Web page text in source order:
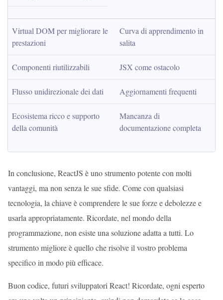
Virtual DOM per migliorare le
prestazioni
Curva di apprendimento in
salita
Componenti riutilizzabili JSX come ostacolo
Flusso unidirezionale dei dati Aggiornamenti frequenti
Ecosistema ricco e supporto
della comunità
Mancanza di
documentazione completa
In conclusione, ReactJS è uno strumento potente con molti
vantaggi, ma non senza le sue sfide. Come con qualsiasi
tecnologia, la chiave è comprendere le sue forze e debolezze e
usarla appropriatamente. Ricordate, nel mondo della
programmazione, non esiste una soluzione adatta a tutti. Lo
strumento migliore è quello che risolve il vostro problema
specifico in modo più efficace.
Buon codice, futuri sviluppatori React! Ricordate, ogni esperto